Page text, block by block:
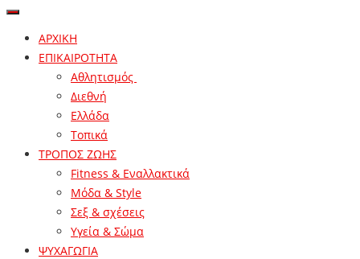
ΑΡΧΙΚΗ
ΕΠΙΚΑΙΡΟΤΗΤΑ
Αθλητισμός
Διεθνή
Ελλάδα
Τοπικά
ΤΡΟΠΟΣ ΖΩΗΣ
Fitness & Εναλλακτικά
Μόδα & Style
Σεξ & σχέσεις
Υγεία & Σώμα
ΨΥΧΑΓΩΓΙΑ